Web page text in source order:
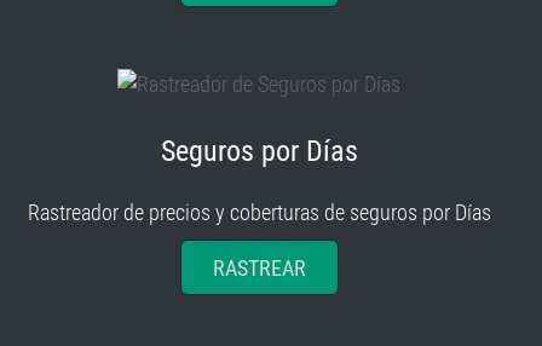
Seguros por Días
Rastreador de precios y coberturas de seguros por Días
RASTREAR